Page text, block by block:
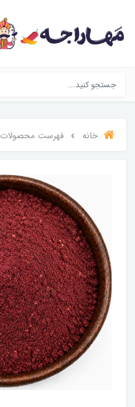
خانه فهرست محصولات